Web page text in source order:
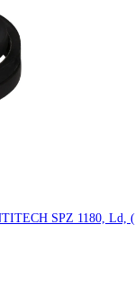
SPZ 1180, Ld,